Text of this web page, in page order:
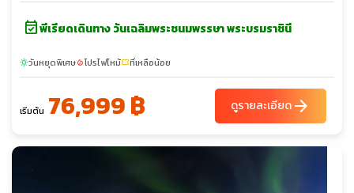
มหานครเซนต์ปีเตอร์สเบิร์ก - กรุงมอสโคว์ - พิเศษ!! ล่องเรือ
รามทรินิตี้ - ตลาดอิสไมโลโว่
event_availableพีเรียดเดินทาง วันเฉลิมพระชนมพรรษา พระบรมราชินี
sunnyวันหยุดพิเศษlocal_fire_departmentโปรไฟไหม้confirmation_numberที่เหลือน้อย
เริ่มต้น 76,999 ฿ ดูรายละเอียดarrow_forward